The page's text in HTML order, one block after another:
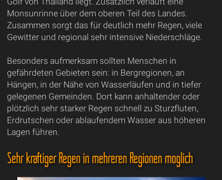
Monsunrinne über dem oberen Teil des Landes.
Zusammen sorgt das für deutlich mehr Regen, viele
Gewitter und regional sehr intensive Niederschläge.
Besonders aufmerksam sollten Menschen in
gefährdeten Gebieten sein: in Bergregionen, an
Hängen, in der Nähe von Wasserläufen und in tiefer
gelegenen Gemeinden. Dort kann anhaltender oder
plötzlich sehr starker Regen schnell zu Sturzfluten,
Erdrutschen oder ablaufendem Wasser aus höheren
Lagen führen.
Sehr kräftiger Regen in mehreren Regionen möglich